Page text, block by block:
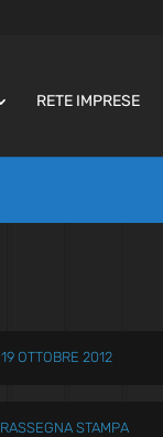
RETE IMPRESE
19 OTTOBRE 2012
RASSEGNA STAMPA